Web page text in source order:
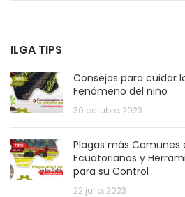
ILGA TIPS
Consejos para cuidar
Fenómeno del niño
30 octubre, 2023
Plagas más Comunes
Ecuatorianos y
para su Control
22 julio, 2023